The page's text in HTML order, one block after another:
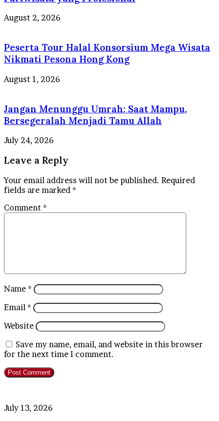
August 2, 2026
Peserta Tour Halal Konsorsium Mega Wisata
Nikmati Pesona Hong Kong
August 1, 2026
Jangan Menunggu Umrah: Saat Mampu,
Bersegeralah Menjadi Tamu Allah
July 24, 2026
Leave a Reply
Your email address will not be published. Required
fields are marked *
Comment *
Name *
Email *
Website
Save my name, email, and website in this browser
for the next time I comment.
PT
July 13, 2026